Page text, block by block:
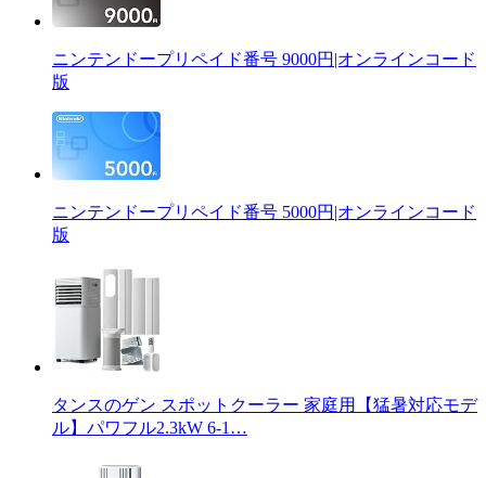
ニンテンドープリペイド番号 9000円|オンラインコード
版
ニンテンドープリペイド番号 5000円|オンラインコード
版
タンスのゲン スポットクーラー 家庭用【猛暑対応モデ
ル】パワフル2.3kW 6-1…